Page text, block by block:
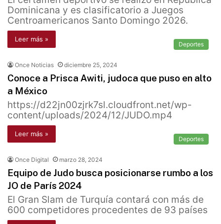
Dominicana y es clasificatorio a Juegos
Centroamericanos Santo Domingo 2026.
Leer más »
Deportes
Once Noticias diciembre 25, 2024
Conoce a Prisca Awiti, judoca que puso en alto
a México
https://d22jn00zjrk7sl.cloudfront.net/wp-
content/uploads/2024/12/JUDO.mp4
Leer más »
Deportes
Once Digital marzo 28, 2024
Equipo de Judo busca posicionarse rumbo a los
JO de París 2024
El Gran Slam de Turquía contará con más de
600 competidores procedentes de 93 países